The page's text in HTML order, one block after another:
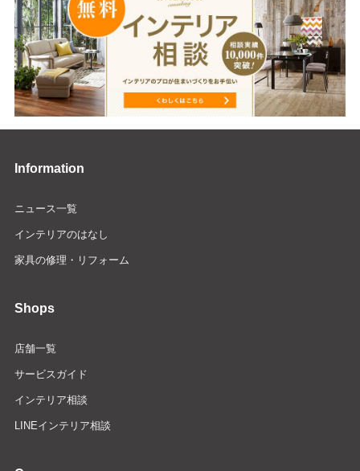
Information
ニュース一覧
インテリアのはなし
家具の修理・リフォーム
Shops
店舗一覧
サービスガイド
インテリア相談
LINEインテリア相談